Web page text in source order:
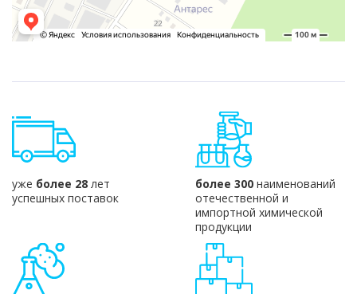
уже более 28 лет
успешных поставок
более 300наименований
отечественной и
импортной химической
продукции